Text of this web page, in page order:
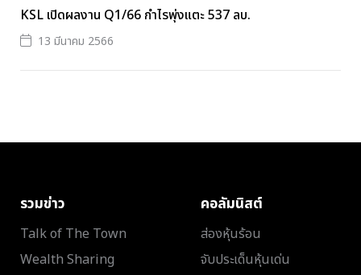
KSL เปิดผลงาน Q1/66 กำไรพุ่งแตะ 537 ลบ.
13 มีนาคม 2566
รวมข่าว
Talk of The Town
Wealth Sharing
คอลัมนิสต์
ส่องหุ้นร้อน
จับประเด็นหุ้นเด่น